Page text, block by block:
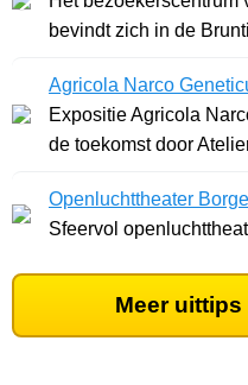
bevindt zich in de
Agricola Narco
Expositie Agricola
de toekomst door
Openluchttheater
Sfeervol
Meer